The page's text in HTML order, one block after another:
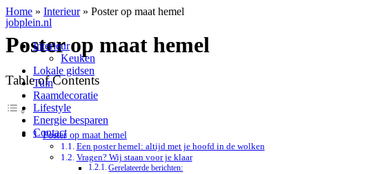
jobplein.nl
Interieur
Keuken
Lokale gidsen
Tuin
Raamdecoratie
Lifestyle
Energie besparen
Contact
Home » Interieur» Poster op maat hemel
Poster op maat hemel
Table of Contents
Poster op maat hemel
Een poster hemel: altijd met je hoofd in de wolken
Vragen? Wij staan voor je klaar
Gerelateerde berichten: